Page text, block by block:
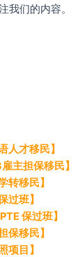
我们的内容。
人才移民】
主担保移民】
转移民】
过班】
保过班】
保移民】
项目】